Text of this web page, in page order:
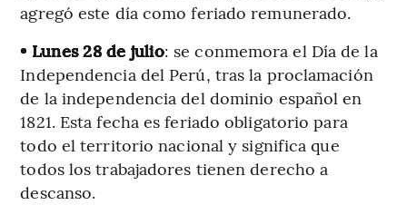
agregó este día como feriado remunerado.
• Lunes 28 de julio: se conmemora el Día de la
Independencia del Perú, tras la proclamación
de la independencia del dominio español en
1821. Esta fecha es feriado obligatorio para
todo el territorio nacional y significa que
todos los trabajadores tienen derecho a
descanso.